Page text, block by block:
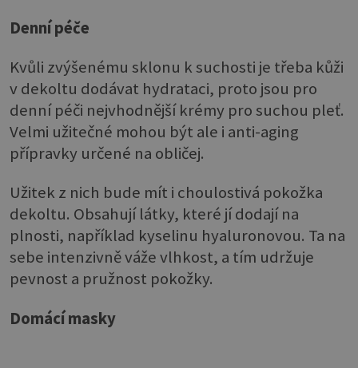
Denní péče
Kvůli zvýšenému sklonu k suchosti je třeba kůži
v dekoltu dodávat hydrataci, proto jsou pro
denní péči nejvhodnější krémy pro suchou pleť.
Velmi užitečné mohou být ale i anti-aging
přípravky určené na obličej.
Užitek z nich bude mít i choulostivá pokožka
dekoltu. Obsahují látky, které jí dodají na
plnosti, například kyselinu hyaluronovou. Ta na
sebe intenzivně váže vlhkost, a tím udržuje
pevnost a pružnost pokožky.
Domácí masky